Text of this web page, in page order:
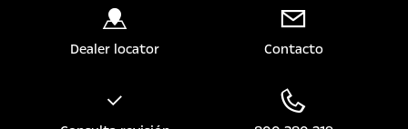
Dealer locator Contacto